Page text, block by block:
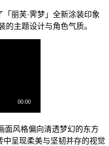
「丽芙·霁梦」全新涂装印象
的主题设计与角色气质。
面风格偏向清透梦幻的东方
呈现柔美与坚韧并存的视觉